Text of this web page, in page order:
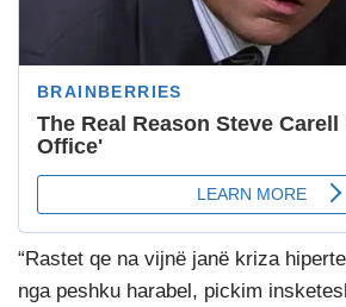
“Rastet qe na vijnë janë kriza
nga peshku harabel, pickim